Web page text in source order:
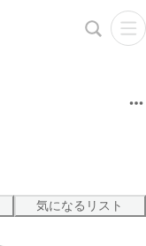
気になるリスト